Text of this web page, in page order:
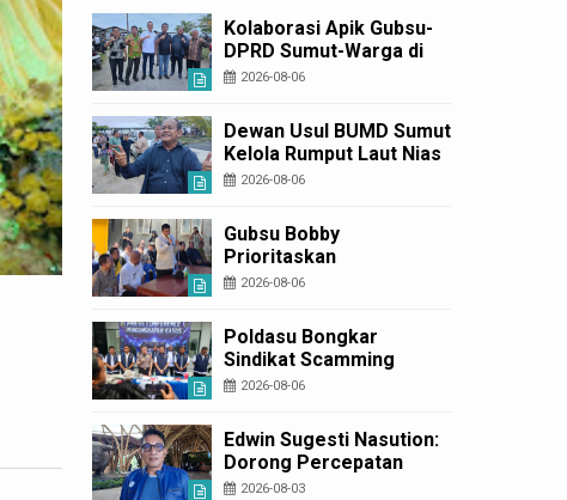
Kolaborasi Apik Gubsu-
DPRD Sumut-Warga di
Nias Utara: Jalan Rusak
Diperbaiki
2026-08-06
Dewan Usul BUMD Sumut
Kelola Rumput Laut Nias
Utara dari Hulu ke Hilir
2026-08-06
Gubsu Bobby
Prioritaskan
Infrastruktur Nias Utara,
Ekonomi Mulai Dibenahi
2026-08-06
Poldasu Bongkar
Sindikat Scamming
Internasional di
Korban Rugi Rp6,7 Miliar
2026-08-06
Edwin Sugesti Nasution:
Dorong Percepatan
Perda PBG Guna
2026-08-03